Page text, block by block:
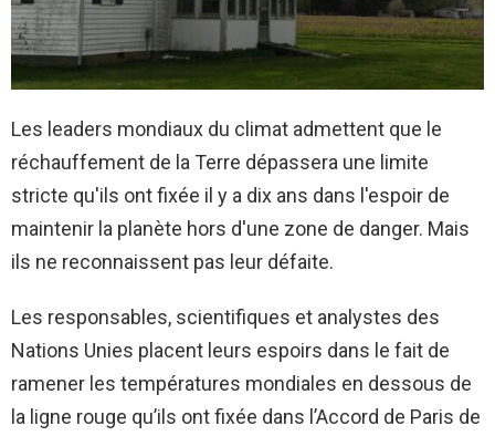
Les leaders mondiaux du climat admettent que le
réchauffement de la Terre dépassera une limite
stricte qu'ils ont fixée il y a dix ans dans l'espoir de
maintenir la planète hors d'une zone de danger. Mais
ils ne reconnaissent pas leur défaite.
Les responsables, scientifiques et analystes des
Nations Unies placent leurs espoirs dans le fait de
ramener les températures mondiales en dessous de
la ligne rouge qu’ils ont fixée dans l’Accord de Paris de